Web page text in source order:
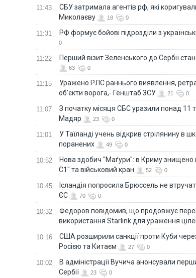
11:43
СБУ затримала агентів рф, які
Миколаєву
18 0
11:31 РФ формує бойові підрозділи з
0
11:22 Перший візит Зеленського до Сербії
63 0
11:15
Уражено РЛС раннього виявлення,
об'єкти ворога,- Генштаб ЗСУ
21 0
11:07
З початку місяця СБС уразили понад 11
Мадяр
23 0
11:01
У Таїланді учень відкрив стрілянину в
поранених
49 0
10:52
Нова здобич "Маґури": в Криму
С1" та військовий кран
52 0
10:45
Ісландія попросила Брюссель не
ЄС
70 0
10:32
Федоров повідомив, що продовжує
використання Starlink для ураження
10:16
США розширили санкції проти Куби
Росією та Китаєм
27 0
10:02
В адміністрації Вучича анонсували
Сербії
23 0